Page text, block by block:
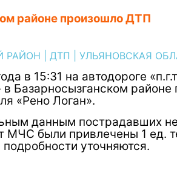
районе произошло ДТП
РАЙОН ДТП УЛЬЯНОВСКАЯ
в 15:31 на автодороге
Базарносызганском
«Рено Логан».
данным пострадавших
МЧС были привлечены 1 ед.
уточняются.